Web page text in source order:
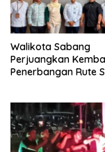
Walikota Sabang
Perjuangkan
Penerbangan Rute